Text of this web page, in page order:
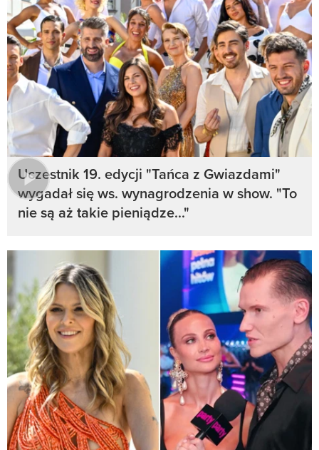
Uczestnik 19. edycji "Tańca z Gwiazdami"
wygadał się ws. wynagrodzenia w show. "To
nie są aż takie pieniądze..."